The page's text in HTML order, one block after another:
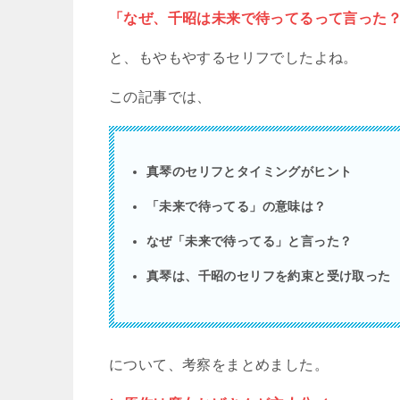
「なぜ、千昭は未来で待ってるって言った
と、もやもやするセリフでしたよね。
この記事では、
真琴のセリフとタイミングがヒント
「未来で待ってる」の意味は？
なぜ「未来で待ってる」と言った？
真琴は、千昭のセリフを約束と受け取った
について、考察をまとめました。